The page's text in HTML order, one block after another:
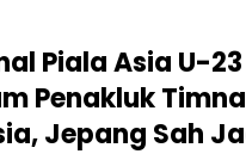
Piala Asia U-
Penakluk
Jepang Sah